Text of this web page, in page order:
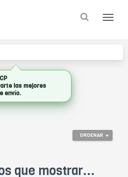
HARDWARE
ORDENAR
que mostrar...
las mejores
envío.